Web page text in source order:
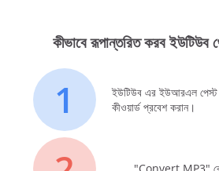
কীভাবে রূপান্তরিত করব ইউটিউব
1
ইউটিউব এর ইউআরএল পেস্ট
কীওয়ার্ড প্রবেশ করান।